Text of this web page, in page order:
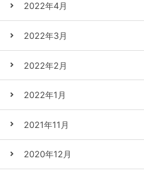
2022年4月
2022年3月
2022年2月
2022年1月
2021年11月
2020年12月